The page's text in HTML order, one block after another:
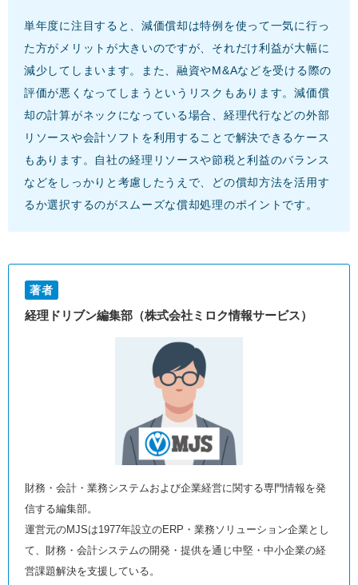
単年度に注目すると、減価償却は特例を使って一気に行っ
た方がメリットが大きいのですが、それだけ利益が大幅に
減少してしまいます。また、融資やM&Aなどを受ける際の
評価が悪くなってしまうというリスクもあります。減価償
却の計算がネックになっている場合、経理代行などの外部
リソースや会計ソフトを利用することで解決できるケース
もあります。自社の経理リソースや節税と利益のバランス
などをしっかりと考慮したうえで、どの償却方法を活用す
るか選択するのがスムーズな償却処理のポイントです。
著者
経理ドリブン編集部（株式会社ミロク情報サービス）
財務・会計・業務システムおよび企業経営に関する専門情報を発
信する編集部。
運営元のMJSは1977年設立のERP・業務ソリューション企業とし
て、財務・会計システムの開発・提供を通じ中堅・中小企業の経
営課題解決を支援している。